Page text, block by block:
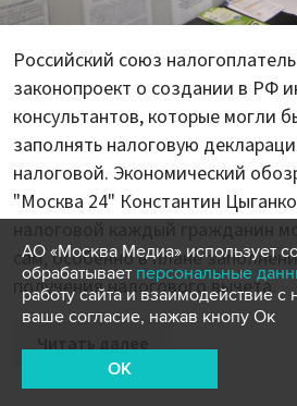
Российский союз
законопроект о создании в РФ
консультантов, которые могли
заполнять налоговую
налоговой. Экономический
"Москва 24" Константин
сам, особенно в плане
получения налогового вычета.
Читать далее
АО «Москва Медиа» использует
обрабатывает персональные
работу сайта и взаимодействие
ваше согласие, нажав кнопу Ок
OK